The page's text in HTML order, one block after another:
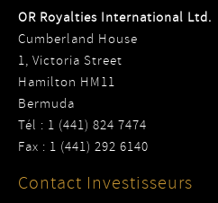
OR Royalties International Ltd.
Cumberland House
1, Victoria Street
Hamilton HM11
Bermuda
Tél : 1 (441) 824 7474
Fax : 1 (441) 292 6140
Contact Investisseurs